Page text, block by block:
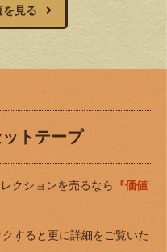
を見る
トテープ
クションを売るなら
『価値
すると更に詳細をご覧いた